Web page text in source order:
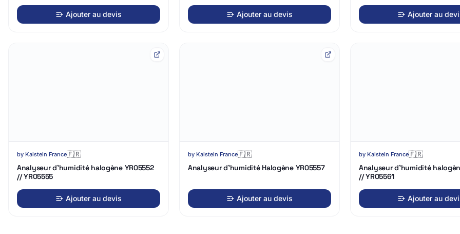
Ajouter au devis Ajouter au devis Ajouter au
by Kalstein France🇫🇷
Analyseur d'humidité halogène YR05552
// YR05555
Ajouter au devis
by Kalstein France🇫🇷
Analyseur d'humidité Halogène YR05557
Ajouter au devis
by Kalstein France🇫🇷
Analyseur d'humidité
// YR05561
Ajouter au